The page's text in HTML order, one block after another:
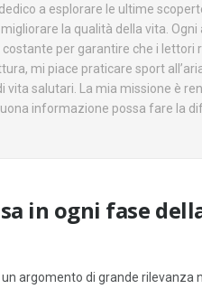
a esplorare le ultime
la qualità della vita.
per garantire che i lettori
mi piace praticare sport
vita salutari. La mia missione è
informazione possa fare la
in ogni fase
un argomento di grande rilevanza